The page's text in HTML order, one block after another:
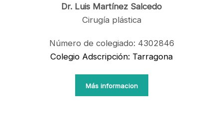
Dr. Luis Martínez Salcedo
Cirugía plástica
Número de colegiado: 4302846
Colegio Adscripción: Tarragona
Más informacion